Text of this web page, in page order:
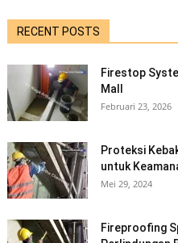
RECENT POSTS
Firestop
Mall
Februari 23, 2026
Proteksi
untuk
Mei 29, 2024
Fireproofing